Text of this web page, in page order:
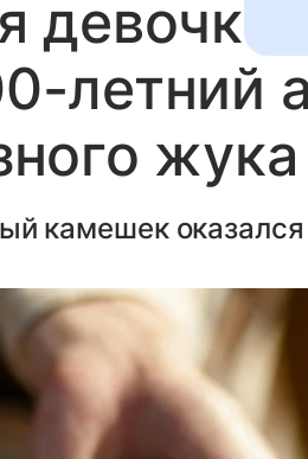
девочка
летний
жука
камешек